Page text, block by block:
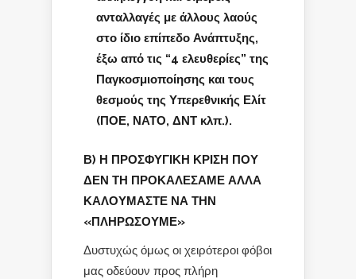
ανταλλαγές με άλλους λαούς
στο ίδιο επίπεδο Ανάπτυξης,
έξω από τις “4 ελευθερίες” της
Παγκοσμιοποίησης και τους
θεσμούς της Υπερεθνικής Ελίτ
(ΠΟΕ, ΝΑΤΟ, ΔΝΤ κλπ.).
Β) Η ΠΡΟΣΦΥΓΙΚΗ ΚΡΙΣΗ ΠΟΥ
ΔΕΝ ΤΗ ΠΡΟΚΑΛΕΣΑΜΕ ΑΛΛΑ
ΚΑΛΟΥΜΑΣΤΕ ΝΑ ΤΗΝ
«ΠΛΗΡΩΣΟΥΜΕ»
Δυστυχώς όμως οι χειρότεροι φόβοι
μας οδεύουν προς πλήρη